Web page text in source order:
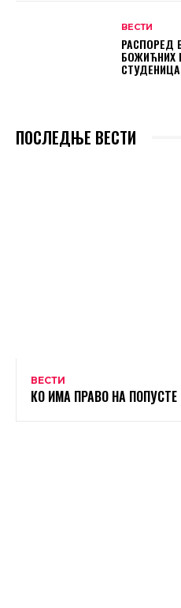
ВЕСТИ
РАСПОРЕД
БОЖИЋНИХ
СТУДЕНИЦА
ПОСЛЕДЊЕ ВЕСТИ
ВЕСТИ
КО ИМА ПРАВО НА ПОПУСТЕ